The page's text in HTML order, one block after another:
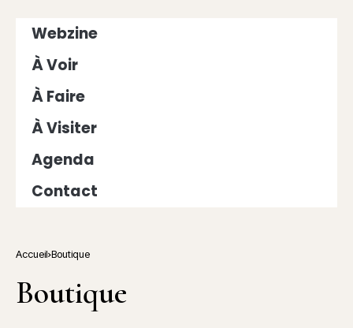
Webzine
À Voir
À Faire
À Visiter
Agenda
Contact
Accueil Boutique
Boutique